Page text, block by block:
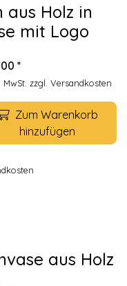
aus Holz in
mit Logo
*
zzgl. Versandkosten
Zum Warenkorb
hinzufügen
aus Holz